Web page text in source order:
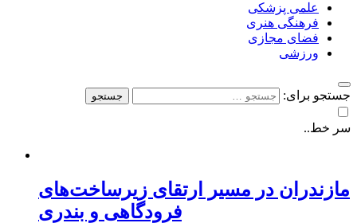
علمی پزشکی
فرهنگی هنری
فضای مجازی
ورزشی
جستجو برای:
سر خط..
مازندران در مسیر ارتقای زیرساخت‌های
فرودگاهی و بندری